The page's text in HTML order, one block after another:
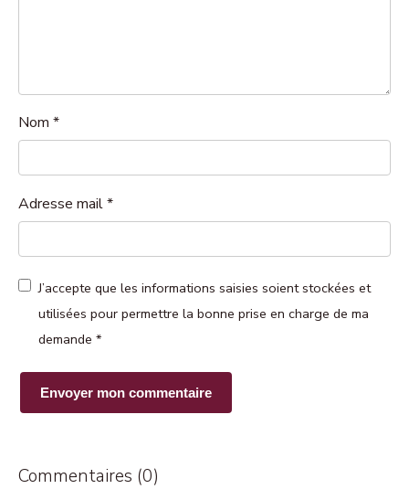
Nom *
Adresse mail*
J’accepte que les informations saisies soient stockées et
utilisées pour permettre la bonne prise en charge de ma
demande *
Commentaires (0)